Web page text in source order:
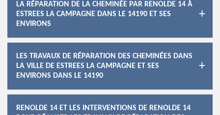
LA RÉPARATION DE LA CHEMINÉE PAR RENOLDE 14 À
ESTREES LA CAMPAGNE DANS LE 14190 ET SES
ENVIRONS
LES TRAVAUX DE RÉPARATION DES CHEMINÉES DANS
LA VILLE DE ESTREES LA CAMPAGNE ET SES
ENVIRONS DANS LE 14190
RENOLDE 14 ET LES INTERVENTIONS DE RENOLDE 14